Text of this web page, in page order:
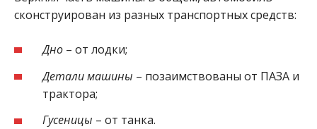
сконструирован из разных транспортных средств:
Дно – от лодки;
Детали машины – позаимствованы от ПАЗА и
трактора;
Гусеницы – от танка.